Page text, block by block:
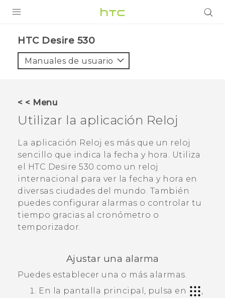
VIVE
AYUDA
Dispositivos y accesorios HTC
Iniciar sesión
HTC Desire 530‎
Manuales de usuario
< < Menu
Utilizar la aplicación Reloj
La aplicación Reloj es más que un reloj
sencillo que indica la fecha y hora. Utiliza
el
HTC Desire 530 como un reloj
internacional para ver la fecha y hora en
diversas ciudades del mundo. También
puedes configurar alarmas o controlar tu
tiempo gracias al cronómetro o
temporizador.
Ajustar una alarma
Puedes establecer una o más alarmas.
En la pantalla principal , pulsa en
,